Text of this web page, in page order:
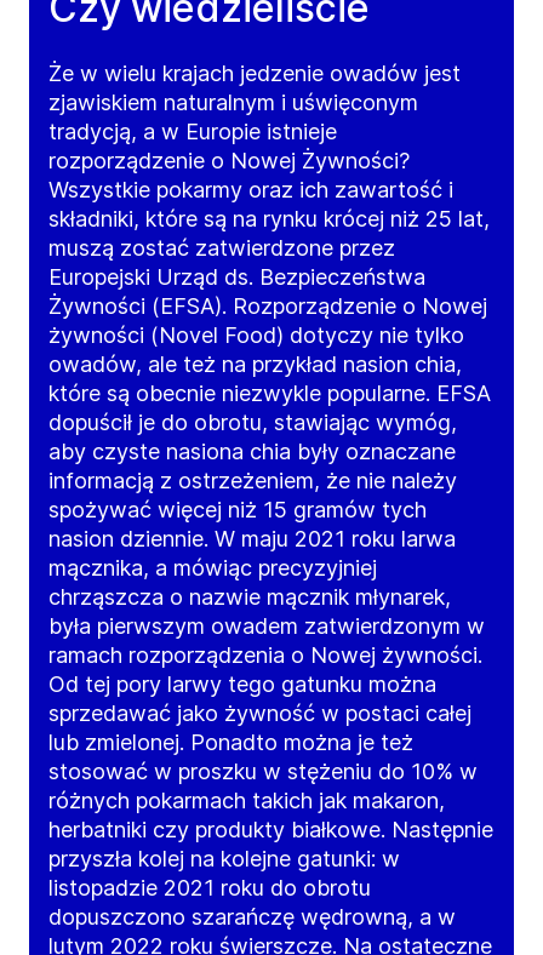
Że w wielu krajach jedzenie owadów jest
zjawiskiem naturalnym i uświęconym
tradycją, a w Europie istnieje
rozporządzenie o Nowej Żywności?
Wszystkie pokarmy oraz ich zawartość i
składniki, które są na rynku krócej niż 25 lat,
muszą zostać zatwierdzone przez
Europejski Urząd ds. Bezpieczeństwa
Żywności (EFSA). Rozporządzenie o Nowej
żywności (Novel Food) dotyczy nie tylko
owadów, ale też na przykład nasion chia,
które są obecnie niezwykle popularne. EFSA
dopuścił je do obrotu, stawiając wymóg,
aby czyste nasiona chia były oznaczane
informacją z ostrzeżeniem, że nie należy
spożywać więcej niż 15 gramów tych
nasion dziennie. W maju 2021 roku larwa
mącznika, a mówiąc precyzyjniej
chrząszcza o nazwie mącznik młynarek,
była pierwszym owadem zatwierdzonym w
ramach rozporządzenia o Nowej żywności.
Od tej pory larwy tego gatunku można
sprzedawać jako żywność w postaci całej
lub zmielonej. Ponadto można je też
stosować w proszku w stężeniu do 10% w
różnych pokarmach takich jak makaron,
herbatniki czy produkty białkowe. Następnie
przyszła kolej na kolejne gatunki: w
listopadzie 2021 roku do obrotu
dopuszczono szarańczę wędrowną, a w
lutym 2022 roku świerszcze. Na ostateczne